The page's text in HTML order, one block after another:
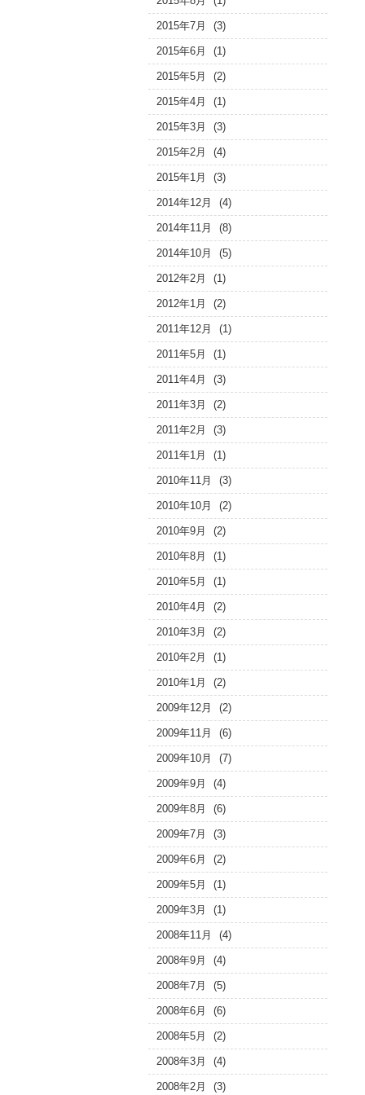
2015年7月 (3)
2015年6月 (1)
2015年5月 (2)
2015年4月 (1)
2015年3月 (3)
2015年2月 (4)
2015年1月 (3)
2014年12月 (4)
2014年11月 (8)
2014年10月 (5)
2012年2月 (1)
2012年1月 (2)
2011年12月 (1)
2011年5月 (1)
2011年4月 (3)
2011年3月 (2)
2011年2月 (3)
2011年1月 (1)
2010年11月 (3)
2010年10月 (2)
2010年9月 (2)
2010年8月 (1)
2010年5月 (1)
2010年4月 (2)
2010年3月 (2)
2010年2月 (1)
2010年1月 (2)
2009年12月 (2)
2009年11月 (6)
2009年10月 (7)
2009年9月 (4)
2009年8月 (6)
2009年7月 (3)
2009年6月 (2)
2009年5月 (1)
2009年3月 (1)
2008年11月 (4)
2008年9月 (4)
2008年7月 (5)
2008年6月 (6)
2008年5月 (2)
2008年3月 (4)
2008年2月 (3)